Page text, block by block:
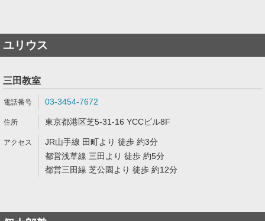
ユリウス
三田教室
03-3454-7672
東京都港区芝5-31-16 YCCビル8F
JR山手線 田町より 徒歩 約3分
都営浅草線 三田より 徒歩 約5分
都営三田線 芝公園より 徒歩 約12分